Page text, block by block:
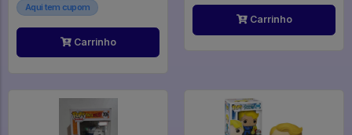
Aqui tem cupom
Carrinho
Carrinho